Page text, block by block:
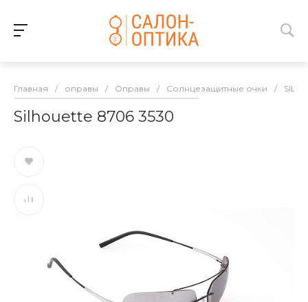
Главная / оправы / Оправы / Солнцезащитные очки /
Silhouette 8706 3530